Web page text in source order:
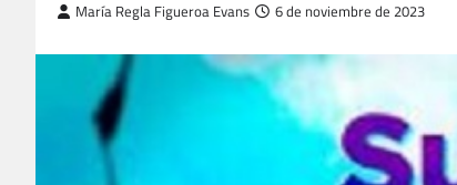
María Regla Figueroa Evans 6 de noviembre de 2023